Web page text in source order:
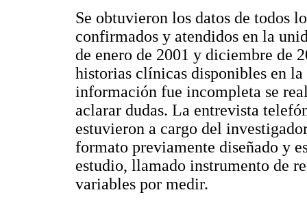
Se obtuvieron los datos de todos
confirmados y atendidos en la
de enero de 2001 y diciembre de
historias clínicas disponibles en
información fue incompleta se
aclarar dudas. La entrevista
estuvieron a cargo del
formato previamente diseñado y
estudio, llamado instrumento de
variables por medir.